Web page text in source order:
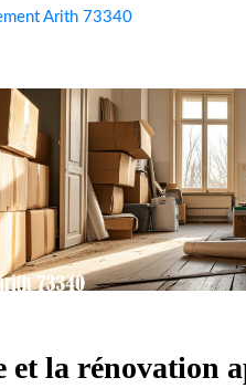
Arith 73340
et la rénovation